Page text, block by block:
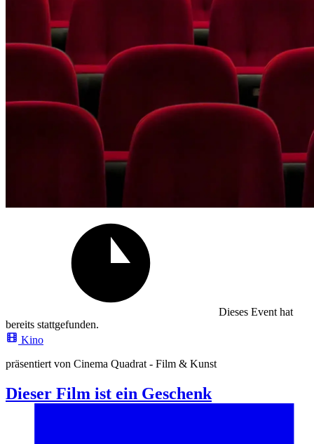
Dieses Event hat
bereits stattgefunden.
Kino
präsentiert von Cinema Quadrat - Film & Kunst
Dieser Film ist ein Geschenk